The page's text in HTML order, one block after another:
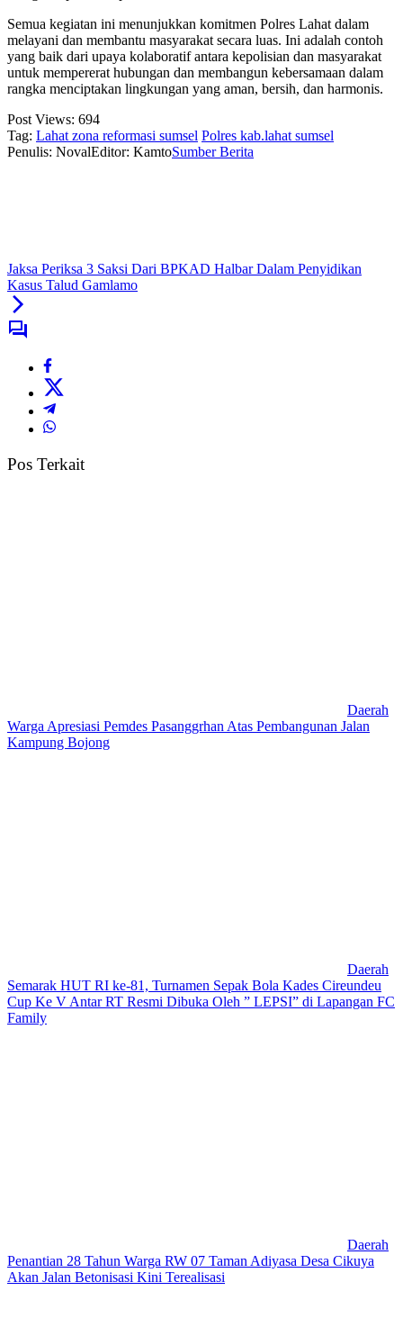
Semua kegiatan ini menunjukkan komitmen Polres Lahat dalam
melayani dan membantu masyarakat secara luas. Ini adalah contoh
yang baik dari upaya kolaboratif antara kepolisian dan masyarakat
untuk mempererat hubungan dan membangun kebersamaan dalam
rangka menciptakan lingkungan yang aman, bersih, dan harmonis.
Post Views: 694
Tag: Lahat zona reformasi sumsel Polres kab.lahat sumsel
Penulis: NovalEditor: KamtoSumber Berita
Jaksa Periksa 3 Saksi Dari BPKAD Halbar Dalam Penyidikan
Kasus Talud Gamlamo
Pos Terkait
Daerah
Warga Apresiasi Pemdes Pasanggrhan Atas Pembangunan Jalan
Kampung Bojong
Daerah
Semarak HUT RI ke-81, Turnamen Sepak Bola Kades Cireundeu
Cup Ke V Antar RT Resmi Dibuka Oleh ” LEPSI” di Lapangan FC
Family
Daerah
Penantian 28 Tahun Warga RW 07 Taman Adiyasa Desa Cikuya
Akan Jalan Betonisasi Kini Terealisasi